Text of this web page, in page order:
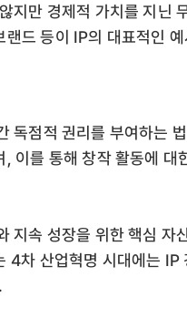
지만 경제적 가치를 지닌
드 등이 IP의 대표적인
독점적 권리를 부여하는
이를 통해 창작 활동에 대
지속 성장을 위한 핵심 자
4차 산업혁명 시대에는 IP